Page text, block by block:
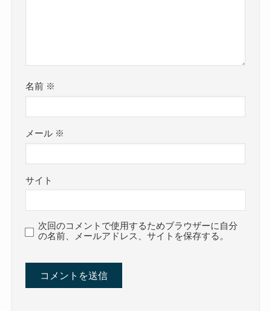
名前 ※
メール ※
サイト
次回のコメントで使用するためブラウザーに自分
の名前、メールアドレス、サイトを保存する。